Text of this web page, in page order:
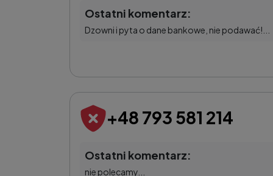
Ostatni komentarz:
Dzowni i pyta o dane bankowe, nie podawać!...
+48 793 581 214
Ostatni komentarz:
nie polecamy...